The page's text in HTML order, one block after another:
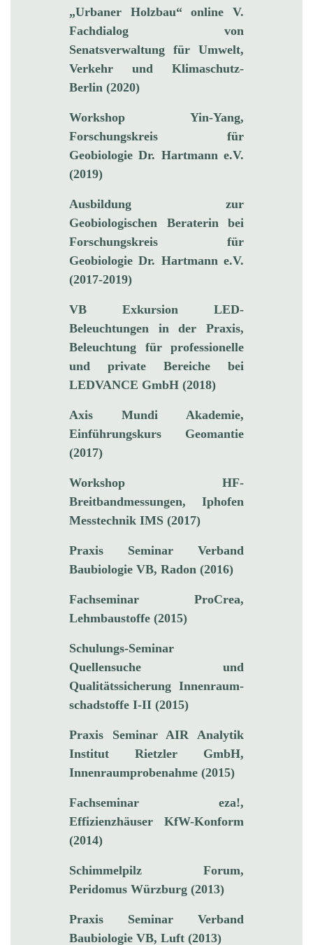
„Urbaner Holzbau“ online V.
Fachdialog von
Senatsverwaltung für Umwelt,
Verkehr und Klimaschutz-
Berlin (2020)
Workshop Yin-Yang,
Forschungskreis für
Geobiologie Dr. Hartmann e.V.
(2019)
Ausbildung zur
Geobiologischen Beraterin bei
Forschungskreis für
Geobiologie Dr. Hartmann e.V.
(2017-2019)
VB Exkursion LED-
Beleuchtungen in der Praxis,
Beleuchtung für professionelle
und private Bereiche bei
LEDVANCE GmbH (2018)
Axis Mundi Akademie,
Einführungskurs Geomantie
(2017)
Workshop HF-
Breitbandmessungen, Iphofen
Messtechnik IMS (2017)
Praxis Seminar Verband
Baubiologie VB, Radon (2016)
Fachseminar ProCrea,
Lehmbaustoffe (2015)
Schulungs-Seminar
Quellensuche und
Qualitätssicherung Innenraum­
schadstoffe I-II (2015)
Praxis Seminar AIR Analytik
Institut Rietzler GmbH,
Innenraumprobenahme (2015)
Fachseminar eza!,
Effizienzhäuser KfW-Konform
(2014)
Schimmelpilz Forum,
Peridomus Würzburg (2013)
Praxis Seminar Verband
Baubiologie VB, Luft (2013)